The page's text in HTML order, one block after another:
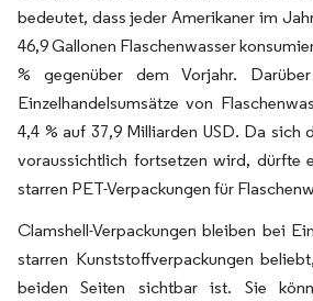
bedeutet, dass jeder Amerikaner im
46,9 Gallonen Flaschenwasser
% gegenüber dem Vorjahr.
Einzelhandelsumsätze von
4,4 % auf 37,9 Milliarden USD. Da sich
voraussichtlich fortsetzen wird, dürfte
starren PET-Verpackungen für
Clamshell-Verpackungen bleiben bei
starren Kunststoffverpackungen
beiden Seiten sichtbar ist. Sie